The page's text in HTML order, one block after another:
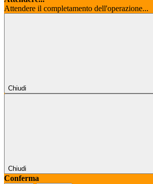
Attendere il completamento dell'operazione...
Chiudi
Chiudi
Conferma